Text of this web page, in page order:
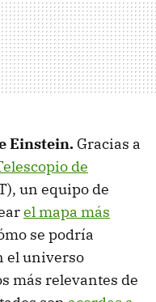
Einstein. Gracias a
de
un equipo de
el mapa más
se podría
el universo
más relevantes de